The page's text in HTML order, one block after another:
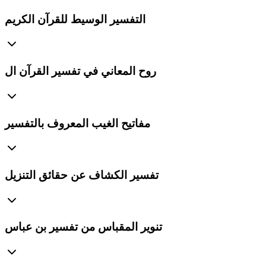
التفسير الوسيط للقرآن الكريم
روح المعاني في تفسير القرآن ال
مفاتيح الغيب المعروف بالتفسير
تفسير الكشاف عن حقائق التنزيل
تنوير المقباس من تفسير بن عباس